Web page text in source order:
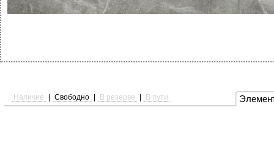
Наличие Свободно В резерве В пути